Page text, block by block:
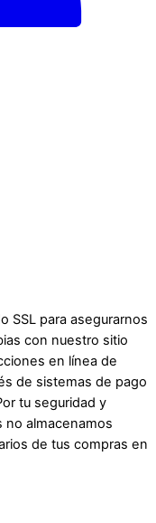
SSL para asegurarnos
con nuestro sitio
en línea de
de sistemas de pago
tu seguridad y
no almacenamos
de tus compras en